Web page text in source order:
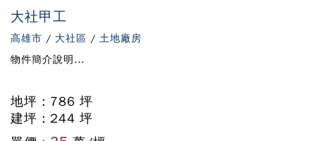
大社甲工
高雄市 / 大社區 / 土地廠房
物件簡介說明...
地坪 : 786 坪
建坪 : 244 坪